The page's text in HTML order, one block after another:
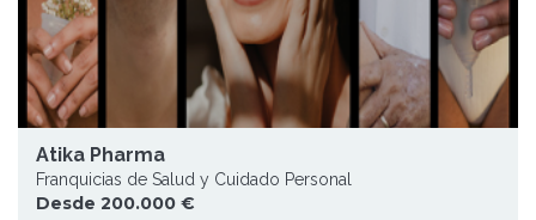
Atika Pharma
Franquicias de Salud y Cuidado Personal
Desde 200.000 €